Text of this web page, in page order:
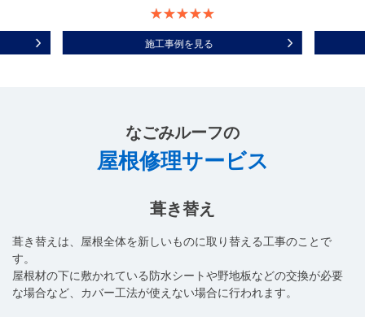
施工事例を見る
なごみルーフの
屋根修理サービス
葺き替え
葺き替えは、屋根全体を新しいものに取り替える工事のことで
す。
屋根材の下に敷かれている防水シートや野地板などの交換が必要
な場合など、カバー工法が使えない場合に行われます。